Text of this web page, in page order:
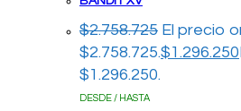
$2.758.725 El precio
$2.758.725.$1.296.250
$1.296.250.
DESDE / HASTA